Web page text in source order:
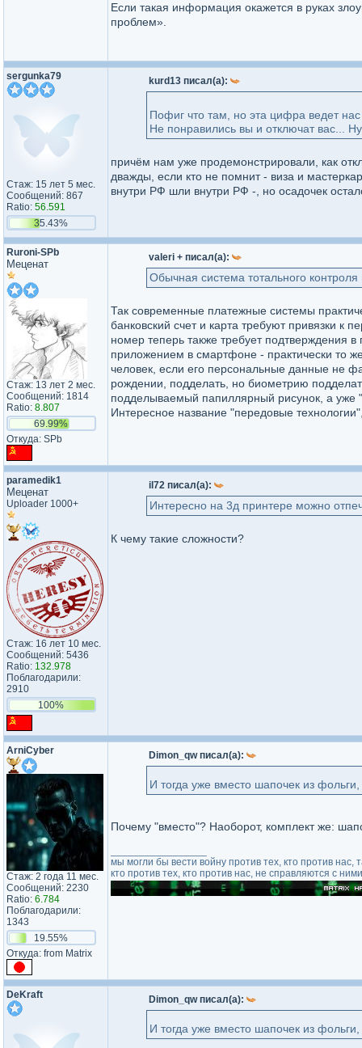
Если такая информация окажется в руках
проблем».
sergunka79
Стаж: 15 лет 5 мес.
Сообщений: 867
Ratio: 56.591
35.43%
kurd13 писал(а):
Пофиг что там, но эта цифра ведет нас
Не понравились вы и отключат вас...
причём нам уже продемонстрировали, как
дважды, если кто не помнит - виза и
внутри РФ шли внутри РФ -, но осадочек
Ruroni-SPb
Меценат
Стаж: 13 лет 2 мес.
Сообщений: 1814
Ratio: 8.807
69.99%
Откуда: SPb
valeri + писал(а):
Обычная система тотального
Так современные платежные системы
банковский счет и карта требуют привязки
номер теперь также требует подтверждения
приложением в смартфоне - практически то
человек, если его персональные данные не
рождении, подделать, но биометрию
подделываемый папиллярный рисунок, а уже
Интересное название "передовые
paramedik1
Меценат
Uploader 1000+
Стаж: 16 лет 10 мес.
Сообщений: 5436
Ratio: 132.978
Поблагодарили:
2910
100%
il72 писал(а):
Интересно на 3д принтере можно
К чему такие сложности?
ArniCyber
Стаж: 2 года 11 мес.
Сообщений: 2230
Ratio: 6.784
Поблагодарили:
1343
19.55%
Откуда: from Matrix
Dimon_qw писал(а):
И тогда уже вместо шапочек из
Почему "вместо"? Наоборот, комплект же:
мы могли бы вести войну против тех, кто против нас,
кто против тех, кто против нас, не справляются с
DeKraft Dimon_qw писал(а):
И тогда уже вместо шапочек из